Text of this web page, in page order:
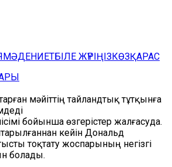
МӘДЕНИЕТБІЛЕ ЖҮРІҢІЗКӨЗҚАРАС
мәйіттің тайландтық тұтқынға
бойынша өзгерістер жалғасуда.
кейін Дональд
тоқтату жоспарының негізгі
болады.